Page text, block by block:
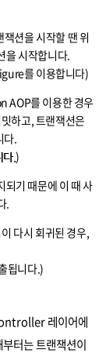
션을 시작할 땐 위
을 시작합니다.
를 이용합니다)
AOP를 이용한 경우
하고, 트랜잭션은
.
다.)
기 때문에 이 때 사
.
다시 회귀된 경우,
됩니다.)
레이어에
터는 트랜잭션이